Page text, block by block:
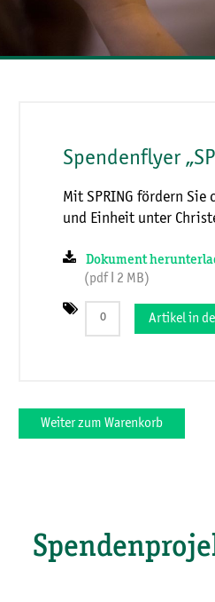
Spendenflyer
Mit SPRING fördern
und Einheit unter
Dokument
(pdf ǀ 2 MB)
Artikel in
Weiter zum Warenkorb